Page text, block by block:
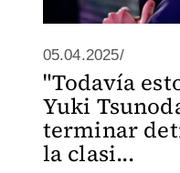
05.04.2025/
"Todavía
Yuki
terminar
la clasi...